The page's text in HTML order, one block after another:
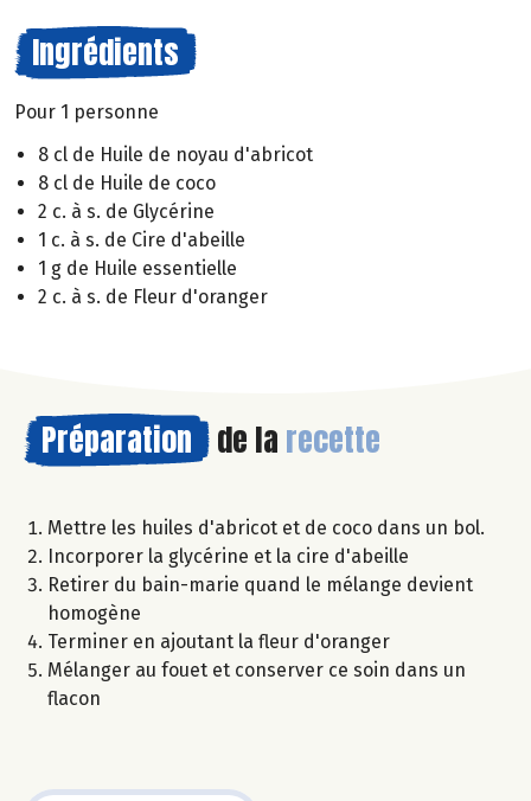
Ingrédients
Pour 1 personne
8 cl de Huile de noyau d'abricot
8 cl de Huile de coco
2 c. à s. de Glycérine
1 c. à s. de Cire d'abeille
1 g de Huile essentielle
2 c. à s. de Fleur d'oranger
Préparation de la recette
Mettre les huiles d'abricot et de coco dans un bol.
Incorporer la glycérine et la cire d'abeille
Retirer du bain-marie quand le mélange devient
homogène
Terminer en ajoutant la fleur d'oranger
Mélanger au fouet et conserver ce soin dans un
flacon